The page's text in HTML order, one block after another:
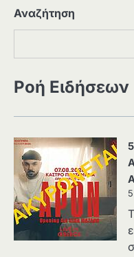
Αναζήτηση
Ροή Ειδήσεων